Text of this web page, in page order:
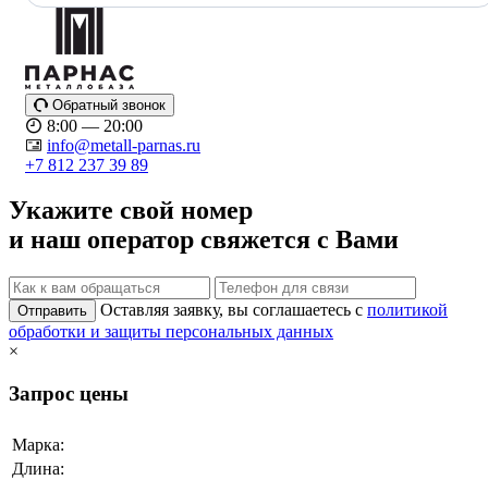
Обратный звонок
8:00 — 20:00
info@metall-parnas.ru
+7 812 237 39 89
Укажите свой номер
и наш оператор свяжется с Вами
Отправить Оставляя заявку, вы соглашаетесь с политикой
обработки и защиты персональных данных
×
Запрос цены
Марка:
Длина: